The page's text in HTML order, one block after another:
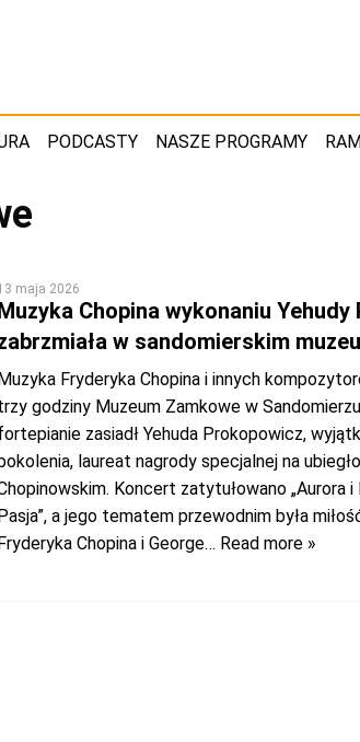
PODCASTY NASZE PROGRAMY
maja 2026
Chopina wykonaniu
w sandomierskim
Fryderyka Chopina i innych
godziny Muzeum Zamkowe w
zasiadł Yehuda Prokopowicz,
laureat nagrody specjalnej na
Koncert zatytułowano „Aurora
a jego tematem przewodnim była
Chopina i George… Read more »